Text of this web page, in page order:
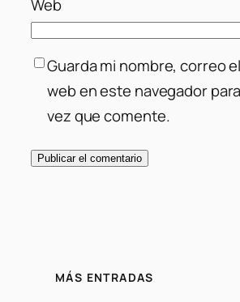
Web
Guarda mi nombre, correo
web en este navegador
vez que comente.
MÁS ENTRADAS